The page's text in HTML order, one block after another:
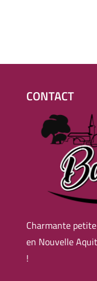
CONTACT
Charmante
en Nouvelle
!